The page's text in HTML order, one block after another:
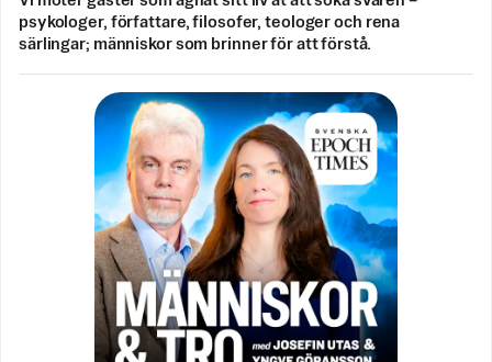
psykologer, författare, filosofer, teologer och rena
särlingar; människor som brinner för att förstå.